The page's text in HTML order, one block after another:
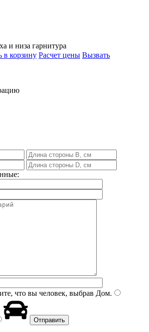
и низа гарнитура
в корзину Расчет цены Вызвать
что вы человек, выбрав Дом.